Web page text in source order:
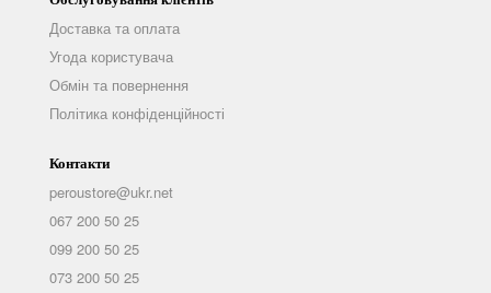
Доставка та оплата
Угода користувача
Обмін та повернення
Політика конфіденційності
Контакти
peroustore@ukr.net
067 200 50 25
099 200 50 25
073 200 50 25